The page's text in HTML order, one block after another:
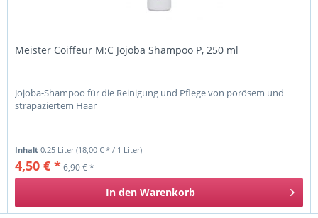
Meister Coiffeur M:C Jojoba Shampoo P, 250 ml
Jojoba-Shampoo für die Reinigung und Pflege von porösem und
strapaziertem Haar
Inhalt0.25 Liter(18,00 € * / 1 Liter)
4,50 € *6,90 € *
In den Warenkorb